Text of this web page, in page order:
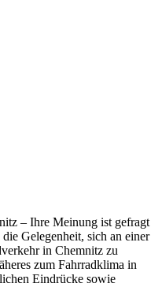
– Ihre Meinung ist gefragt
Gelegenheit, sich an einer
in Chemnitz zu
zum Fahrradklima in
Eindrücke sowie